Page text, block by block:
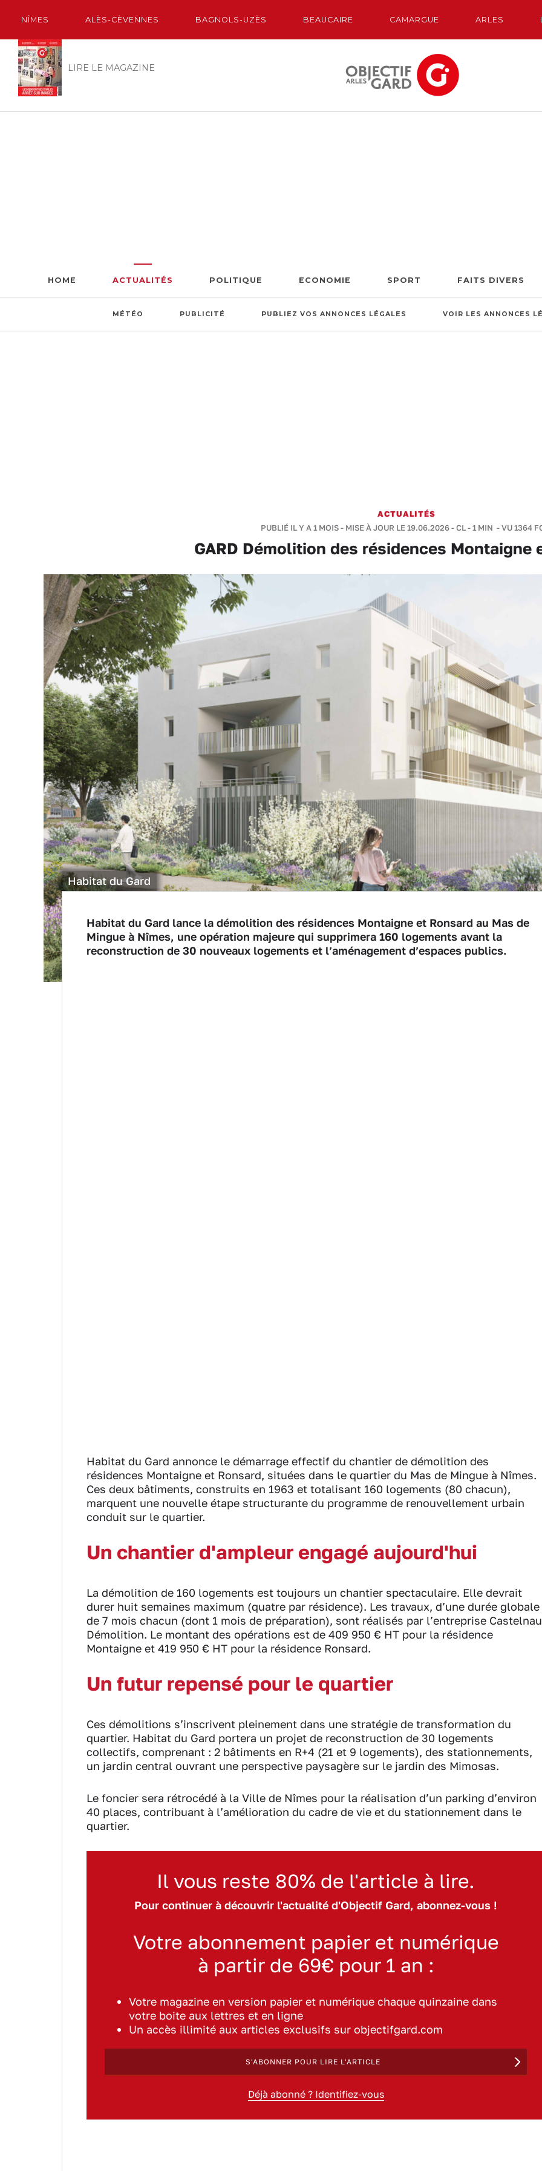
NÎMES ALÈS-CÈVENNES BAGNOLS-UZÈS BEAUCAIRE CAMARGUE ARLES
LIRE LE MAGAZINE
HOME ACTUALITÉS POLITIQUE ECONOMIE SPORT FAITS DIVERS
MÉTÉO PUBLICITÉ PUBLIEZ VOS ANNONCES LÉGALES VOIR LES ANNONCES
ACTUALITÉS
PUBLIÉ IL Y A 1 MOIS - MISE À JOUR LE 19.06.2026 -CL-1 MIN - VU 1364
GARD Démolition des résidences Montaigne
Habitat du Gard
Habitat du Gard lance la démolition des résidences Montaigne et Ronsard au Mas de
Mingue à Nîmes, une opération majeure qui supprimera 160 logements avant la
reconstruction de 30 nouveaux logements et l’aménagement d’espaces publics.
Habitat du Gard annonce le démarrage effectif du chantier de démolition des
résidences Montaigne et Ronsard, situées dans le quartier du Mas de Mingue à Nîmes.
Ces deux bâtiments, construits en 1963 et totalisant 160 logements (80 chacun),
marquent une nouvelle étape structurante du programme de renouvellement urbain
conduit sur le quartier.
Un chantier d'ampleur engagé aujourd'hui
La démolition de 160 logements est toujours un chantier spectaculaire. Elle devrait
durer huit semaines maximum (quatre par résidence). Les travaux, d’une durée globale
de 7 mois chacun (dont 1 mois de préparation), sont réalisés par l’entreprise Castelnau
Démolition. Le montant des opérations est de 409 950 € HT pour la résidence
Montaigne et 419 950 € HT pour la résidence Ronsard.
Un futur repensé pour le quartier
Ces démolitions s’inscrivent pleinement dans une stratégie de transformation du
quartier. Habitat du Gard portera un projet de reconstruction de 30 logements
collectifs, comprenant : 2 bâtiments en R+4 (21 et 9 logements), des stationnements,
un jardin central ouvrant une perspective paysagère sur le jardin des Mimosas.
Le foncier sera rétrocédé à la Ville de Nîmes pour la réalisation d’un parking d’environ
40 places, contribuant à l’amélioration du cadre de vie et du stationnement dans le
quartier.
Il vous reste 80% de l'article à lire.
Pour continuer à découvrir l'actualité d'Objectif Gard, abonnez-vous !
Votre abonnement papier et numérique
à partir de 69€ pour 1 an :
Votre magazine en version papier et numérique chaque quinzaine dans
votre boite aux lettres et en ligne
Un accès illimité aux articles exclusifs sur objectifgard.com
S'ABONNER POUR LIRE L'ARTICLE
Déjà abonné ? Identifiez-vous